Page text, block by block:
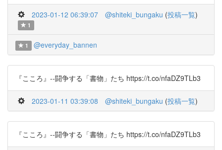
2023-01-12 06:39:07 @shiteki_bungaku (投稿一覧)
1
1 @everyday_bannen
『こころ』--闘争する「書物」たち https://t.co/nfaDZ9TLb3
2023-01-11 03:39:08 @shiteki_bungaku (投稿一覧)
『こころ』--闘争する「書物」たち https://t.co/nfaDZ9TLb3